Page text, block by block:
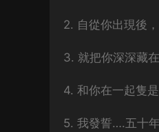
2. 自從你出現後
3. 就把你深深藏
4. 和你在一起隻
5. 我發誓….五十